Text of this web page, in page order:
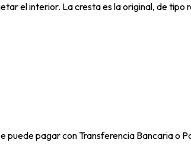
el interior. La cresta es la original, de
pagar con Transferencia Bancaria o